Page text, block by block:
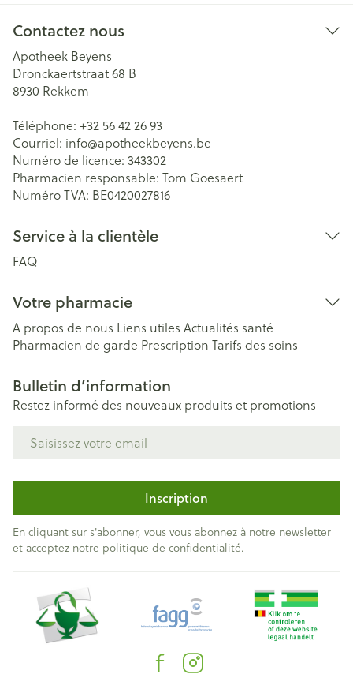
Contactez nous
Apotheek Beyens
Dronckaertstraat 68 B
8930 Rekkem
Téléphone: +32 56 42 26 93
Courriel: info@apotheekbeyens.be
Numéro de licence: 343302
Pharmacien responsable: Tom Goesaert
Numéro TVA: BE0420027816
Service à la clientèle
FAQ
Votre pharmacie
A propos de nous Liens utiles Actualités santé
Pharmacien de garde Prescription Tarifs des soins
Bulletin d’information
Restez informé des nouveaux produits et promotions
Inscription
En cliquant sur s'abonner, vous vous abonnez à notre newsletter
et acceptez notre politique de confidentialité.